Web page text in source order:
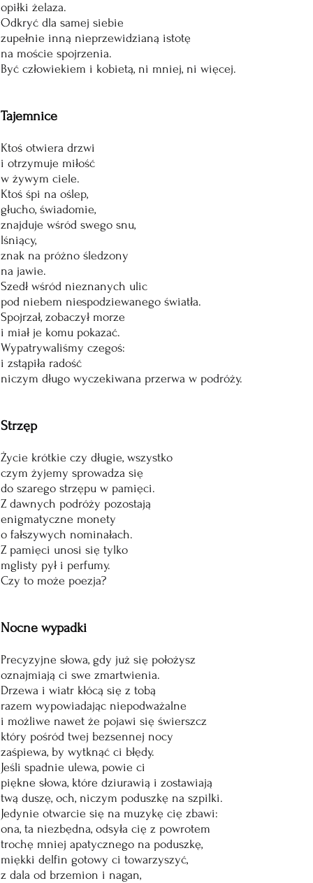
opiłki żelaza.
Odkryć dla samej siebie
zupełnie inną nieprzewidzianą istotę
na moście spojrzenia.
Być człowiekiem i kobietą, ni mniej, ni więcej.
Tajemnice
Ktoś otwiera drzwi
i otrzymuje miłość
w żywym ciele.
Ktoś śpi na oślep,
głucho, świadomie,
znajduje wśród swego snu,
lśniący,
znak na próżno śledzony
na jawie.
Szedł wśród nieznanych ulic
pod niebem niespodziewanego światła.
Spojrzał, zobaczył morze
i miał je komu pokazać.
Wypatrywaliśmy czegoś:
i zstąpiła radość
niczym długo wyczekiwana przerwa w podróży.
Strzęp
Życie krótkie czy długie, wszystko
czym żyjemy sprowadza się
do szarego strzępu w pamięci.
Z dawnych podróży pozostają
enigmatyczne monety
o fałszywych nominałach.
Z pamięci unosi się tylko
mglisty pył i perfumy.
Czy to może poezja?
Nocne wypadki
Precyzyjne słowa, gdy już się położysz
oznajmiają ci swe zmartwienia.
Drzewa i wiatr kłócą się z tobą
razem wypowiadając niepodważalne
i możliwe nawet że pojawi się świerszcz
który pośród twej bezsennej nocy
zaśpiewa, by wytknąć ci błędy.
Jeśli spadnie ulewa, powie ci
piękne słowa, które dziurawią i zostawiają
twą duszę, och, niczym poduszkę na szpilki.
Jedynie otwarcie się na muzykę cię zbawi:
ona, ta niezbędna, odsyła cię z powrotem
trochę mniej apatycznego na poduszkę,
miękki delfin gotowy ci towarzyszyć,
z dala od brzemion i nagan,